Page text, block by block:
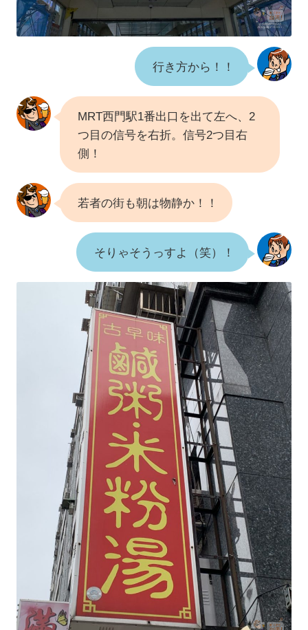
行き方から！！
MRT西門駅1番出口を出て左へ、2
つ目の信号を右折。信号2つ目右
側！
若者の街も朝は物静か！！
そりゃそうっすよ（笑）！